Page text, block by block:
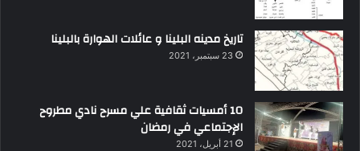
تاريخ مدينه البلينا و عائلات الهوارة بالبلينا
23 سبتمبر، 2021
10 أمسيات ثقافية علي مسرح نادي مطروح
الإجتماعي في رمضان
21 أبريل، 2021